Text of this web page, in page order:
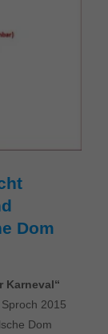
Dom
Karneval“
2015
Dom